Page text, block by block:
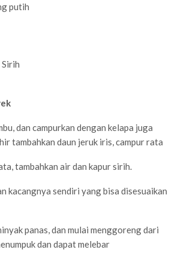
putih
dan campurkan dengan kelapa juga
tambahkan daun jeruk iris, campur rata
tambahkan air dan kapur sirih.
kacangnya sendiri yang bisa disesuaikan
panas, dan mulai menggoreng dari
dan dapat melebar